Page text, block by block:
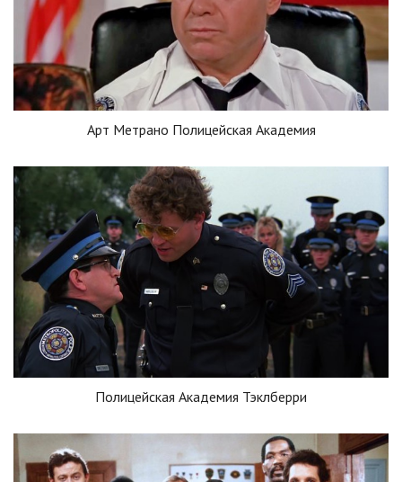
Арт Метрано Полицейская Академия
Полицейская Академия Тэклберри